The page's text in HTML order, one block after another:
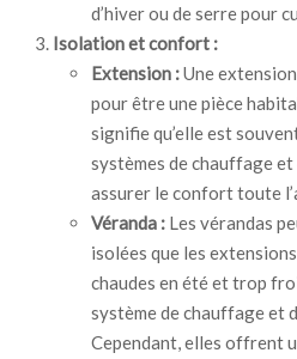
d’hiver ou de serre pour
Isolation et confort :
Extension :Une
pour être une pièce
signifie qu’elle est
systèmes de chauffage
assurer le confort toute
Véranda : Les vérandas
isolées que les
chaudes en été et trop
système de chauffage et
Cependant, elles offrent